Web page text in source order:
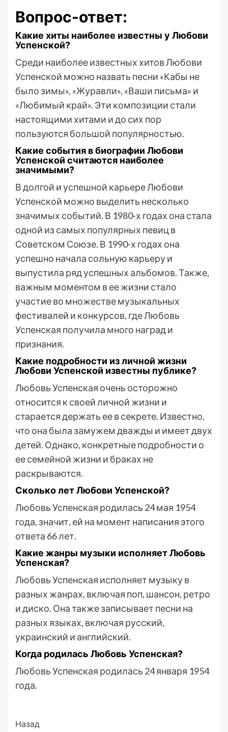
Вопрос-ответ:
Какие хиты наиболее известны у Любови
Успенской?
Среди наиболее известных хитов Любови
Успенской можно назвать песни «Кабы не
было зимы», «Журавли», «Ваши письма» и
«Любимый край». Эти композиции стали
настоящими хитами и до сих пор
пользуются большой популярностью.
Какие события в биографии Любови
Успенской считаются наиболее
значимыми?
В долгой и успешной карьере Любови
Успенской можно выделить несколько
значимых событий. В 1980-х годах она стала
одной из самых популярных певиц в
Советском Союзе. В 1990-х годах она
успешно начала сольную карьеру и
выпустила ряд успешных альбомов. Также,
важным моментом в ее жизни стало
участие во множестве музыкальных
фестивалей и конкурсов, где Любовь
Успенская получила много наград и
признания.
Какие подробности из личной жизни
Любови Успенской известны публике?
Любовь Успенская очень осторожно
относится к своей личной жизни и
старается держать ее в секрете. Известно,
что она была замужем дважды и имеет двух
детей. Однако, конкретные подробности о
ее семейной жизни и браках не
раскрываются.
Сколько лет Любови Успенской?
Любовь Успенская родилась 24 мая 1954
года, значит, ей на момент написания этого
ответа 66 лет.
Какие жанры музыки исполняет Любовь
Успенская?
Любовь Успенская исполняет музыку в
разных жанрах, включая поп, шансон, ретро
и диско. Она также записывает песни на
разных языках, включая русский,
украинский и английский.
Когда родилась Любовь Успенская?
Любовь Успенская родилась 24 января 1954
года.
Post
Назад